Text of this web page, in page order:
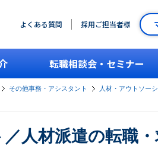
よくある質問 採用ご担当者様
転職相談会・セミナー
その他事務・アシスタント 人材・アウトソー
人材派遣の転職